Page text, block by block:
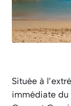
Située à
immédiate du